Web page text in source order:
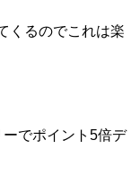
くるのでこれは楽
でポイント5倍デ